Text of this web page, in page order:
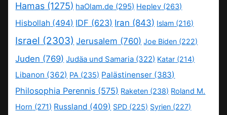
Hamas (1275) haOlam.de (295) Heplev (263)
Hisbollah (494) IDF (623) Iran (843) Islam (216)
Israel (2303) Jerusalem (760) Joe Biden (222)
Juden (769) Judäa und Samaria (322) Katar (214)
Libanon (362) PA (235) Palästinenser (383)
Philosophia Perennis (575) Raketen (238) Roland M.
Horn (271) Russland (409) SPD (225) Syrien (227)